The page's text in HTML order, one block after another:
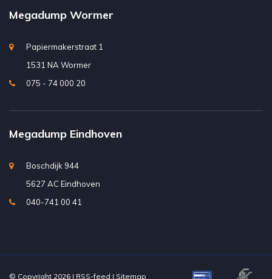
Megadump Wormer
Papiermakerstraat 1
1531 NA Wormer
075 - 74 000 20
Megadump Eindhoven
Boschdijk 944
5627 AC Eindhoven
040-741 00 41
© Copyright 2026 | RSS-feed | Sitemap